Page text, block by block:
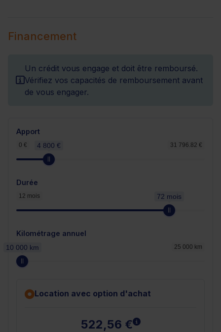
Financement
Un crédit vous engage et doit être remboursé.
Vérifiez vos capacités de remboursement avant
de vous engager.
Apport
0 € 31 796.82 €
4 800 €
Durée
12 mois 72 mois
Kilométrage annuel
25 000 km
10 000 km
Location avec option d'achat
522,56 € En savoir plus